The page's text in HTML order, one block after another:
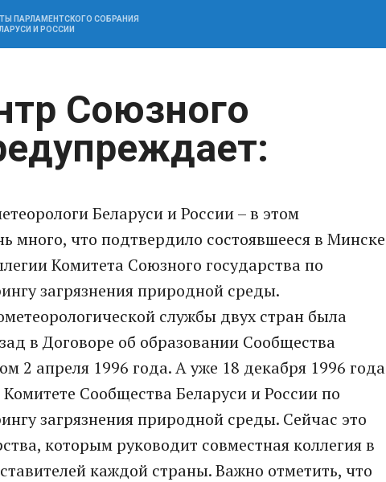
ПАРЛАМЕНТСКОГО СОБРАНИЯ
И РОССИИ
Союзного
Беларуси и России – в этом
много, что подтвердило состоявшееся в Минске
Комитета Союзного государства по
загрязнения природной среды.
службы двух стран была
в Договоре об образовании Сообщества
2 апреля 1996 года. А уже 18 декабря 1996 года
Сообщества Беларуси и России по
загрязнения природной среды. Сейчас это
которым руководит совместная коллегия в
каждой страны. Важно отметить, что